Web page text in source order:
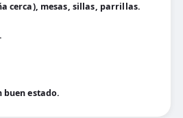
cerca), mesas, sillas, parrillas.
buen estado.